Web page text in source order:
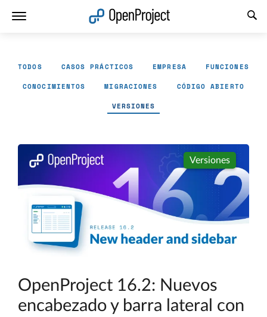
TODOS CASOS PRÁCTICOS EMPRESA FUNCIONES
CONOCIMIENTOS MIGRACIONES CÓDIGO ABIERTO
VERSIONES
Versiones
OpenProject 16.2: Nuevos
encabezado y barra lateral con
Abrir vínculo en un nuevo panel